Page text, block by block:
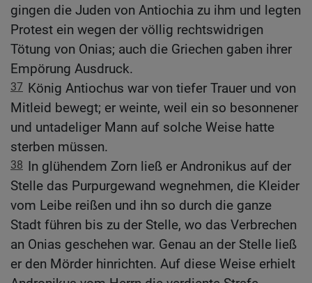
gingen die Juden von Antiochia zu ihm und legten
Protest ein wegen der völlig rechtswidrigen
Tötung von Onias; auch die Griechen gaben ihrer
Empörung Ausdruck.
37 König Antiochus war von tiefer Trauer und von
Mitleid bewegt; er weinte, weil ein so besonnener
und untadeliger Mann auf solche Weise hatte
sterben müssen.
38 In glühendem Zorn ließ er Andronikus auf der
Stelle das Purpurgewand wegnehmen, die Kleider
vom Leibe reißen und ihn so durch die ganze
Stadt führen bis zu der Stelle, wo das Verbrechen
an Onias geschehen war. Genau an der Stelle ließ
er den Mörder hinrichten. Auf diese Weise erhielt